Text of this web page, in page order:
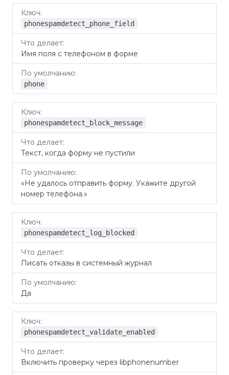
Ключ
делает
умолчанию
phonespamdetect_phone_field
Имя поля с телефоном в форме
phone
phonespamdetect_block_message
Текст, когда форму не пустили
«Не удалось отправить форму. Укажите другой
номер телефона.»
phonespamdetect_log_blocked
Писать отказы в системный журнал
Да
phonespamdetect_validate_enabled
Включить проверку через libphonenumber